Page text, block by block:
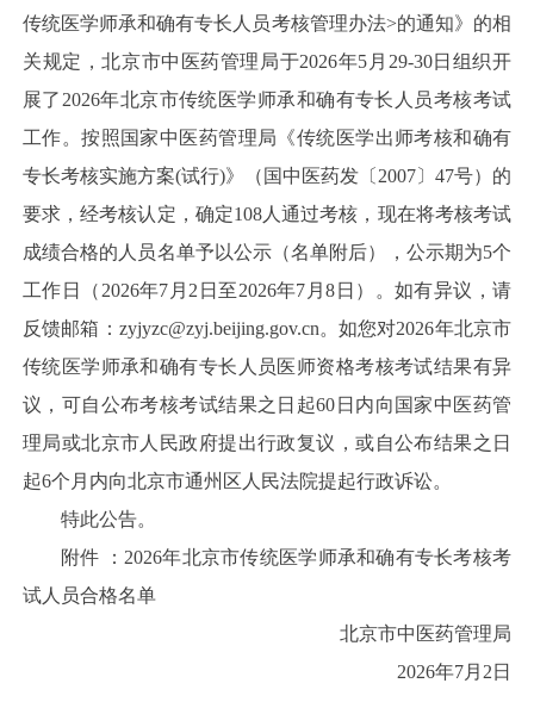
传统医学师承和确有专长人员考核管理办法>的通知》的相
关规定，北京市中医药管理局于2026年5月29-30日组织开
展了2026年北京市传统医学师承和确有专长人员考核考试
工作。按照国家中医药管理局《传统医学出师考核和确有
专长考核实施方案(试行)》（国中医药发〔2007〕47号）的
要求，经考核认定，确定108人通过考核，现在将考核考试
成绩合格的人员名单予以公示（名单附后），公示期为5个
工作日（2026年7月2日至2026年7月8日）。如有异议，请
反馈邮箱：zyjyzc@zyj.beijing.gov.cn。如您对2026年北京市
传统医学师承和确有专长人员医师资格考核考试结果有异
议，可自公布考核考试结果之日起60日内向国家中医药管
理局或北京市人民政府提出行政复议，或自公布结果之日
起6个月内向北京市通州区人民法院提起行政诉讼。
特此公告。
附件 ：2026年北京市传统医学师承和确有专长考核考
试人员合格名单
北京市中医药管理局
2026年7月2日